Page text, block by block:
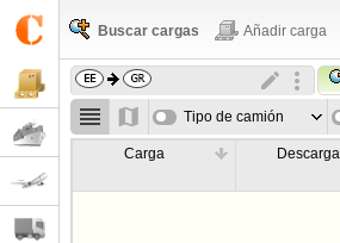
Buscar cargas Añadir carga
Tipo de camión
Carga Descarga